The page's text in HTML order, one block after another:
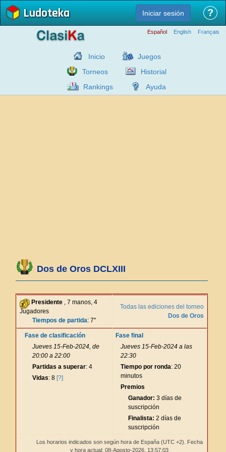
Ludoteka Iniciar sesión ?
Español English Français
Inicio
Juegos
Torneos
Historial
Rankings
Ayuda
Dos de Oros DCLXIII
Presidente , 7 manos, 4
Jugadores
Tiempos de partida: 7"
Todas las ediciones del torneo
Dos de Oros
Fase de clasificación
Jueves 15-Feb-2024, de
20:00 a 22:00
Partidas a superar: 4
Vidas: 8 [?]
Fase final
Jueves 15-Feb-2024 a las
22:30
Tiempo por ronda: 20
minutos
Premios
Ganador: 3 días de
suscripción
Finalista: 2 días de
suscripción
Los horarios indicados son según hora de España (UTC +2). Fecha
y hora actual: 08-Agosto-2026, 13:57:04